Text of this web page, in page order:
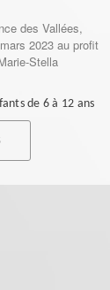
des Vallées,
2023 au profit
Stella
de 6 à 12 ans